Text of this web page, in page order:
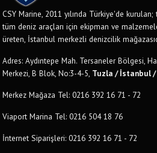
CSY Marine, 2011 yılında Türkiye'de
tüm deniz araçları için ekipman ve
üreten, İstanbul merkezli denizcilik
Adres: Aydıntepe Mah. Tersaneler Bölgesi,
Merkezi, B Blok, No:3-4-5, Tuzla / İstanbul /
Merkez Mağaza Tel: 0216 392 16 71 - 72
Viaport Marina Tel: 0216 504 18 76
İnternet Siparişleri: 0216 392 16 71 - 72